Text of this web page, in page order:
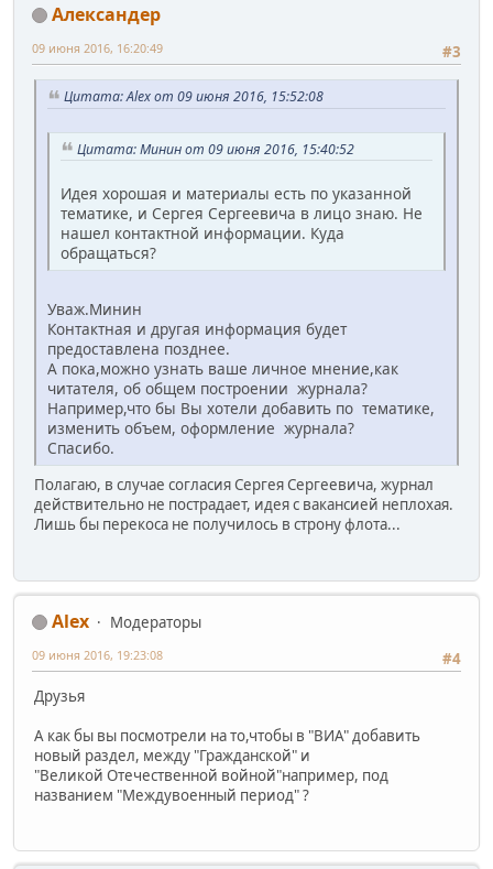
Александер
#3
09 июня 2016, 16:20:49
Цитата: Alex от 09 июня 2016, 15:52:08
Цитата: Минин от 09 июня 2016, 15:40:52
Идея хорошая и материалы есть по указанной
тематике, и Сергея Сергеевича в лицо знаю. Не
нашел контактной информации. Куда
обращаться?
Уваж.Минин
Контактная и другая информация будет
предоставлена позднее.
А пока,можно узнать ваше личное мнение,как
читателя, об общем построении журнала?
Например,что бы Вы хотели добавить по тематике,
изменить объем, оформление журнала?
Спасибо.
Полагаю, в случае согласия Сергея Сергеевича, журнал
действительно не пострадает, идея с вакансией неплохая.
Лишь бы перекоса не получилось в строну флота...
Alex
Модераторы
#4
09 июня 2016, 19:23:08
Друзья
А как бы вы посмотрели на то,чтобы в "ВИА" добавить
новый раздел, между "Гражданской" и
"Великой Отечественной войной"например, под
названием "Междувоенный период" ?